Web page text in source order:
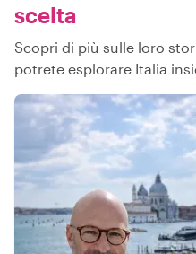
scelta
Scopri di più sulle loro
potrete esplorare Italia